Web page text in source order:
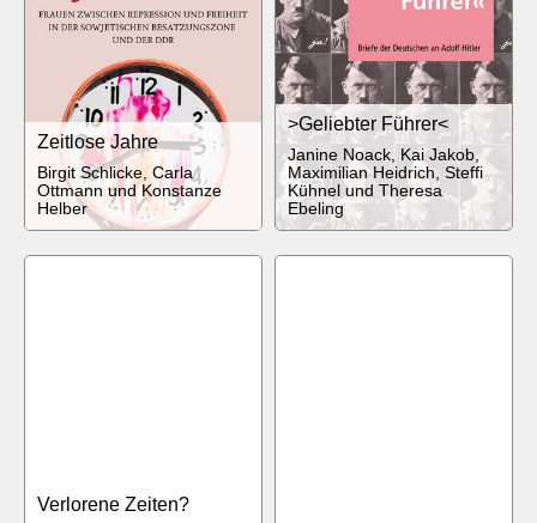
Zeitlose Jahre
Birgit Schlicke, Carla
Ottmann und Konstanze
Helber
>Geliebter Führer<
Janine Noack, Kai Jakob,
Maximilian Heidrich, Steffi
Kühnel und Theresa
Ebeling
Verlorene Zeiten?